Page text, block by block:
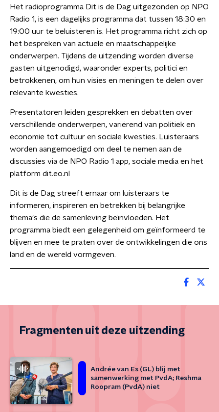
Het radioprogramma Dit is de Dag uitgezonden op NPO
Radio 1, is een dagelijks programma dat tussen 18:30 en
19:00 uur te beluisteren is. Het programma richt zich op
het bespreken van actuele en maatschappelijke
onderwerpen. Tijdens de uitzending worden diverse
gasten uitgenodigd, waaronder experts, politici en
betrokkenen, om hun visies en meningen te delen over
relevante kwesties.
Presentatoren leiden gesprekken en debatten over
verschillende onderwerpen, variërend van politiek en
economie tot cultuur en sociale kwesties. Luisteraars
worden aangemoedigd om deel te nemen aan de
discussies via de NPO Radio 1 app, sociale media en het
platform dit.eo.nl
Dit is de Dag streeft ernaar om luisteraars te
informeren, inspireren en betrekken bij belangrijke
thema's die de samenleving beïnvloeden. Het
programma biedt een gelegenheid om geïnformeerd te
blijven en mee te praten over de ontwikkelingen die ons
land en de wereld vormgeven.
Fragmenten uit deze uitzending
Andrée van Es (GL) blij met
samenwerking met PvdA; Reshma
Roopram (PvdA) niet